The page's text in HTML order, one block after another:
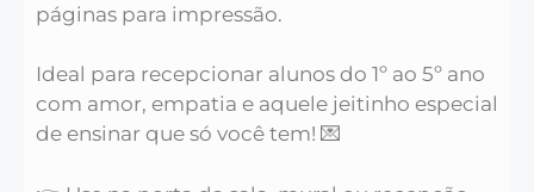
páginas para impressão.
Ideal para recepcionar alunos do 1º ao 5º ano
com amor, empatia e aquele jeitinho especial
de ensinar que só você tem! 💌